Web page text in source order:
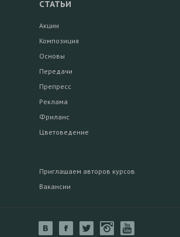
СТАТЬИ
Акции
Композиция
Основы
Передачи
Препресс
Реклама
Фриланс
Цветоведение
Приглашаем авторов курсов
Вакансии